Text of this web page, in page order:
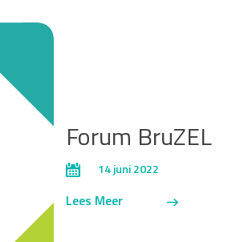
Forum BruZEL
14 juni 2022
Lees Meer